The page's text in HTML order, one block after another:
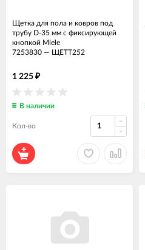
Щетка для пола и ковров под
трубу D-35 мм с фиксирующей
кнопкой Miele
7253830 — ЩЕТТ252
1 225 ₽
В наличии
Кол-во